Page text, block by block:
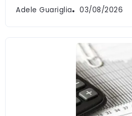
Adele Guariglia 03/08/2026